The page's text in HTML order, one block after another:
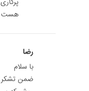
هست
رضا
با سلام
ضمن تشکر